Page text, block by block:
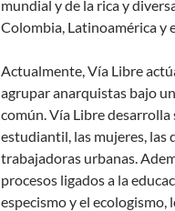
mundial y de la rica y
Colombia, Latinoamérica y
Actualmente, Vía Libre
agrupar anarquistas bajo
común. Vía Libre
estudiantil, las mujeres, las
trabajadoras urbanas.
procesos ligados a la
especismo y el ecologismo,